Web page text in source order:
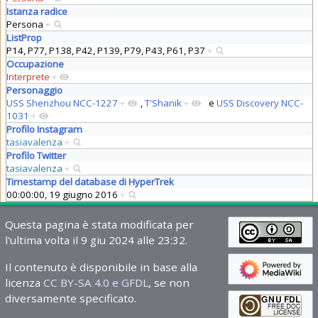
Istanza radice
Persona +
ListProp
P14, P77, P138, P42, P139, P79, P43, P61, P37 +
Occupazione
Interprete +
Personaggio
USS Shenzhou NCC-1227 + ,T'Shanik+ e USS Discovery NCC-
1031 +
Profilo Instagram
tasiavalenza +
Profilo Twitter
tasiavalenza +
Timestamp del database di HyperTrek
00:00:00, 19 giugno 2016 +
Questa pagina è stata modificata per
l'ultima volta il 9 giu 2024 alle 23:32.
Il contenuto è disponibile in base alla
licenza CC BY-SA 4.0 e GFDL , se non
diversamente specificato.